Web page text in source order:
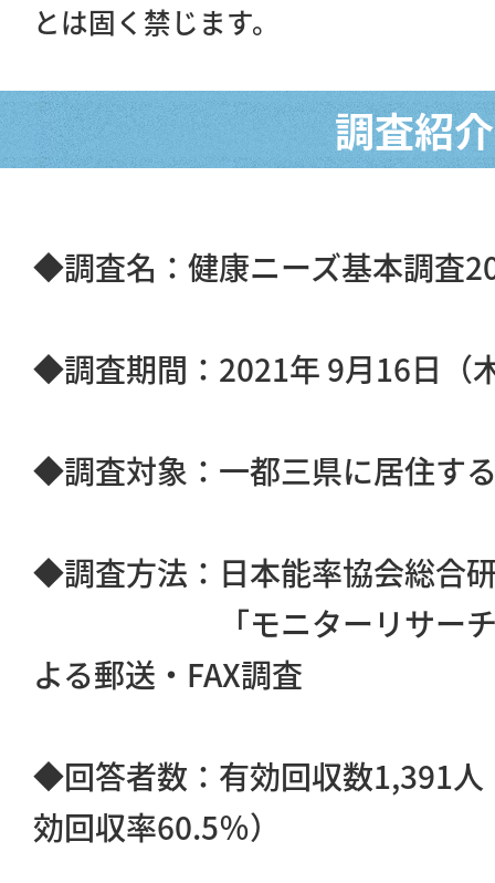
とは固く禁じます。
調査紹介
◆調査名：健康ニーズ基本調査
◆調査期間：2021年 9月16日（
◆調査対象：一都三県に居住す
◆調査方法：日本能率協会総合
「モニターリサーチ・
よる郵送・FAX調査
◆回答者数：有効回収数1,391人
効回収率60.5％）